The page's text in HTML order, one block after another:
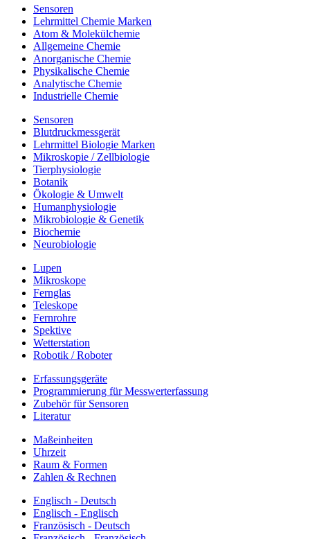
Sensoren
Lehrmittel Chemie Marken
Atom & Molekülchemie
Allgemeine Chemie
Anorganische Chemie
Physikalische Chemie
Analytische Chemie
Industrielle Chemie
Sensoren
Blutdruckmessgerät
Lehrmittel Biologie Marken
Mikroskopie / Zellbiologie
Tierphysiologie
Botanik
Ökologie & Umwelt
Humanphysiologie
Mikrobiologie & Genetik
Biochemie
Neurobiologie
Lupen
Mikroskope
Fernglas
Teleskope
Fernrohre
Spektive
Wetterstation
Robotik / Roboter
Erfassungsgeräte
Programmierung für Messwerterfassung
Zubehör für Sensoren
Literatur
Maßeinheiten
Uhrzeit
Raum & Formen
Zahlen & Rechnen
Englisch - Deutsch
Englisch - Englisch
Französisch - Deutsch